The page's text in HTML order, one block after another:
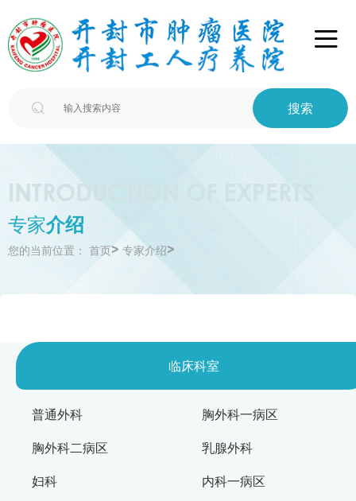

 搜索
INTRODUCTION OF EXPERTS
专家介绍
您的当前位置： 首页> 专家介绍>
临床科室
普通外科 胸外科一病区
胸外科二病区 乳腺外科
妇科 内科一病区